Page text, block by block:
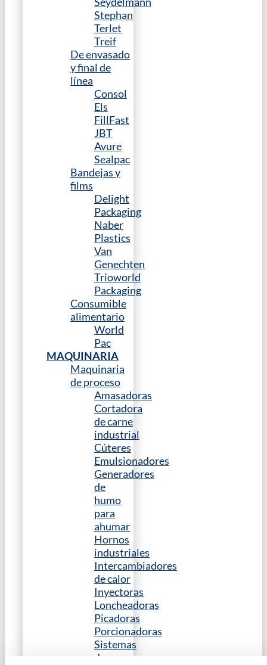
Stephan
Terlet
Treif
De envasado
y final de
línea
Consol
Els
FillFast
JBT
Avure
Sealpac
Bandejas y
films
Delight
Packaging
Naber
Plastics
Van
Genechten
Trioworld
Packaging
Consumible
alimentario
World
Pac
MAQUINARIA
Maquinaria
de proceso
Amasadoras
Cortadora
de carne
industrial
Cúteres
Emulsionadores
Generadores
de
humo
para
ahumar
Hornos
industriales
Intercambiadores
de calor
Inyectoras
Loncheadoras
Picadoras
Porcionadoras
Sistemas
de